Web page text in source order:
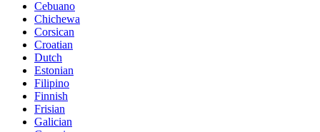
Cebuano
Chichewa
Corsican
Croatian
Dutch
Estonian
Filipino
Finnish
Frisian
Galician